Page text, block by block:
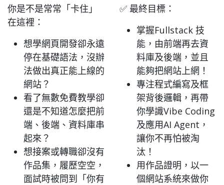
你是不是常常「卡住」
在這裡：
想學網頁開發卻永遠
停在基礎語法，沒辦
法做出真正能上線的
網站？
看了無數免費教學卻
還是不知道怎麼把前
端、後端、資料庫串
起來？
想接案或轉職卻沒有
作品集，履歷空空，
面試時被問到「你有
✅ 最終目標：
掌握Fullstack 技
能，由前端再去資
料庫及後端，並且
能夠把網站上網！
專注程式編寫及框
架背後邏輯，再帶
你學識Vibe Coding
及應用AI Agent，
讓你不再怕被淘
汰！
用作品證明，以一
個網站系統來做你